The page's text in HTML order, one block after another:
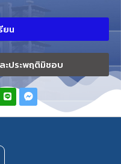
ยน
ะประพฤติมิชอบ